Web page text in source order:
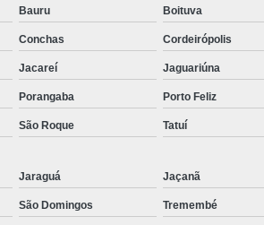
Social
Tratamentos para Medo
Tratamento para Insônia Grave
Tratamento para Insônia Terminal
para Bipolaridade
Bauru Boituva
Conchas Cordeirópolis
Jacareí Jaguariúna
Porangaba Porto Feliz
São Roque Tatuí
Jaraguá Jaçanã
São Domingos Tremembé